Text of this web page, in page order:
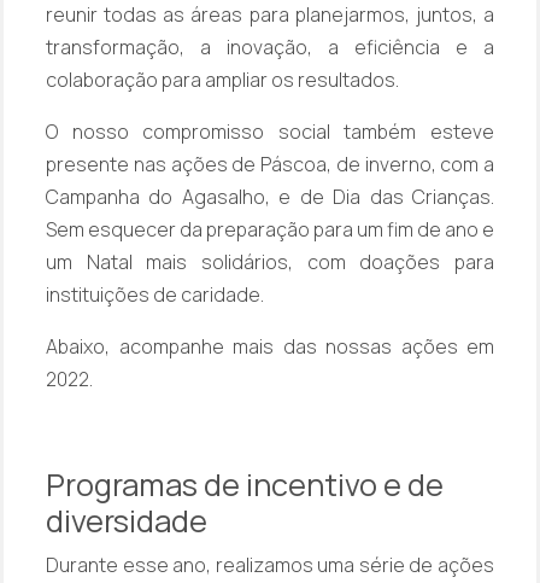
reunir todas as áreas para planejarmos, juntos, a
transformação, a inovação, a eficiência e a
colaboração para ampliar os resultados.
O nosso compromisso social também esteve
presente nas ações de Páscoa, de inverno, com a
Campanha do Agasalho, e de Dia das Crianças.
Sem esquecer da preparação para um fim de ano e
um Natal mais solidários, com doações para
instituições de caridade.
Abaixo, acompanhe mais das nossas ações em
2022.
Programas de incentivo e de
diversidade
Durante esse ano, realizamos uma série de ações